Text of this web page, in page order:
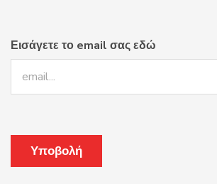
Εισάγετε το email σας εδώ